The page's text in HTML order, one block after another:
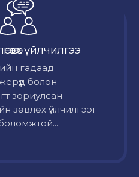
өгөх үйлчилгээ
гадаад
болон
зориулсан
зөвлөх үйлчилгээг